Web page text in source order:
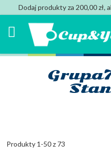
Dodaj produkty za 200,00 zł,
Produkty 1 -50z 73